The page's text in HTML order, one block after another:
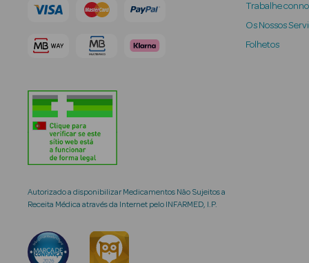
Autorizado a disponibilizar Medicamentos Não Sujeitos a
Receita Médica através da Internet pelo INFARMED, I.P.
Trabalhe
Os Nossos
Folhetos